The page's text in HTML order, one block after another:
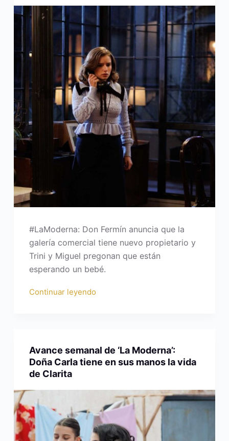
#LaModerna: Don Fermín anuncia que la
galería comercial tiene nuevo propietario y
Trini y Miguel pregonan que están
esperando un bebé.
Continuar leyendo
Avance semanal de ‘La Moderna’:
Doña Carla tiene en sus manos la vida
de Clarita